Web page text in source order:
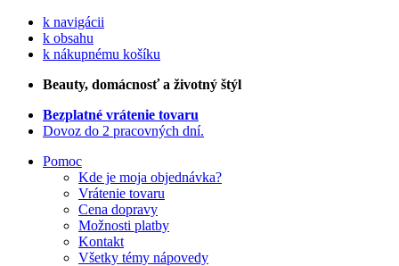
k navigácii
k obsahu
k nákupnému košíku
Beauty, domácnosť a životný štýl
Bezplatné vrátenie tovaru
Dovoz do 2 pracovných dní.
Pomoc
Kde je moja objednávka?
Vrátenie tovaru
Cena dopravy
Možnosti platby
Kontakt
Všetky témy nápovedy